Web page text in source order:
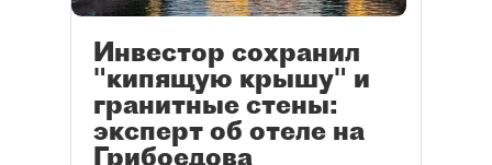
Инвестор сохранил
"кипящую крышу" и
гранитные стены:
эксперт об отеле на
Грибоедова